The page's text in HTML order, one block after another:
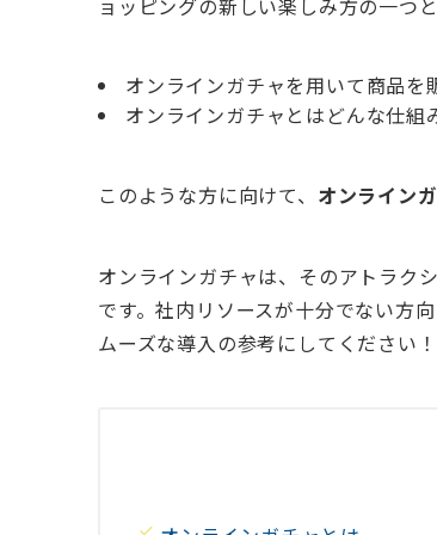
ョッピングの新しい楽しみ方の一つ
オンラインガチャを用いて商品を
オンラインガチャとはどんな仕組
このような方に向けて、 オンライン
オンラインガチャは、そのアトラク
です。社内リソースが十分でない方
ムーズな導入の参考にしてください！